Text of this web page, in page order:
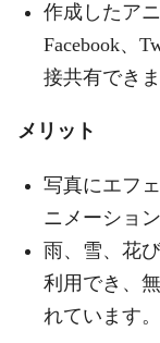
作成したア
Facebook、
接共有できま
メリット
写真にエフ
ニメーショ
雨、雪、花
利用でき、
れています。